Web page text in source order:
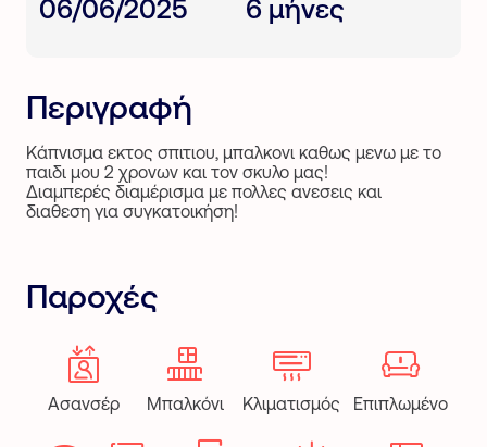
Περιγραφή
Κάπνισμα εκτος σπιτιου, μπαλκονι καθως μενω με το
παιδι μου 2 χρονων και τον σκυλο μας!
Διαμπερές διαμέρισμα με πολλες ανεσεις και
διαθεση για συγκατοικήση!
06/06/2025 6 μήνες
Παροχές
Ασανσέρ Μπαλκόνι Κλιματισμός Επιπλωμένο